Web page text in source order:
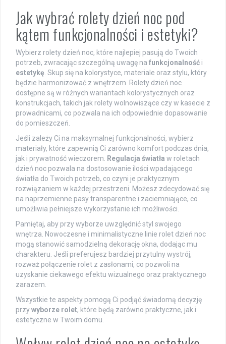
Jak wybrać rolety dzień noc pod
kątem funkcjonalności i estetyki?
Wybierz rolety dzień noc, które najlepiej pasują do Twoich
potrzeb, zwracając szczególną uwagę na funkcjonalność i
estetykę . Skup się na kolorystyce, materiale oraz stylu, który
będzie harmonizować z wnętrzem. Rolety dzień noc
dostępne są w różnych wariantach kolorystycznych oraz
konstrukcjach, takich jak rolety wolnowiszące czy w kasecie z
prowadnicami, co pozwala na ich odpowiednie dopasowanie
do pomieszczeń.
Jeśli zależy Ci na maksymalnej funkcjonalności, wybierz
materiały, które zapewnią Ci zarówno komfort podczas dnia,
jak i prywatność wieczorem.
Regulacja światła w roletach
dzień noc pozwala na dostosowanie ilości wpadającego
światła do Twoich potrzeb, co czyni je praktycznym
rozwiązaniem w każdej przestrzeni. Możesz zdecydować się
na naprzemienne pasy transparentne i zaciemniające, co
umożliwia pełniejsze wykorzystanie ich możliwości.
Pamiętaj, aby przy wyborze uwzględnić styl swojego
wnętrza. Nowoczesne i minimalistyczne linie rolet dzień noc
mogą stanowić samodzielną dekorację okna, dodając mu
charakteru. Jeśli preferujesz bardziej przytulny wystrój,
rozważ połączenie rolet z zasłonami, co pozwoli na
uzyskanie ciekawego efektu wizualnego oraz praktycznego
zarazem.
Wszystkie te aspekty pomogą Ci podjąć świadomą decyzję
przywyborze rolet, które będą zarówno praktyczne, jak i
estetyczne w Twoim domu.